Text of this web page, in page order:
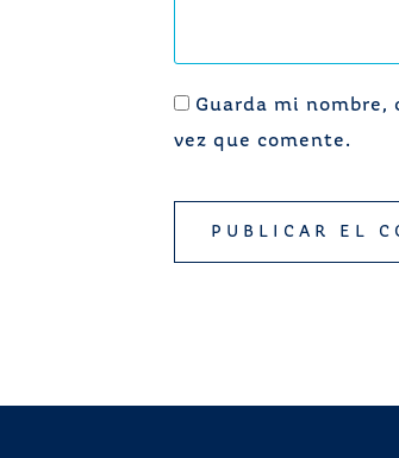
Guarda mi nombre,
vez que comente.